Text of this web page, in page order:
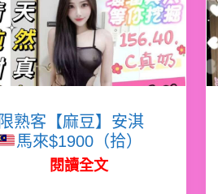
限熟客【麻豆】安淇
馬來$1900（拾）
閱讀全文